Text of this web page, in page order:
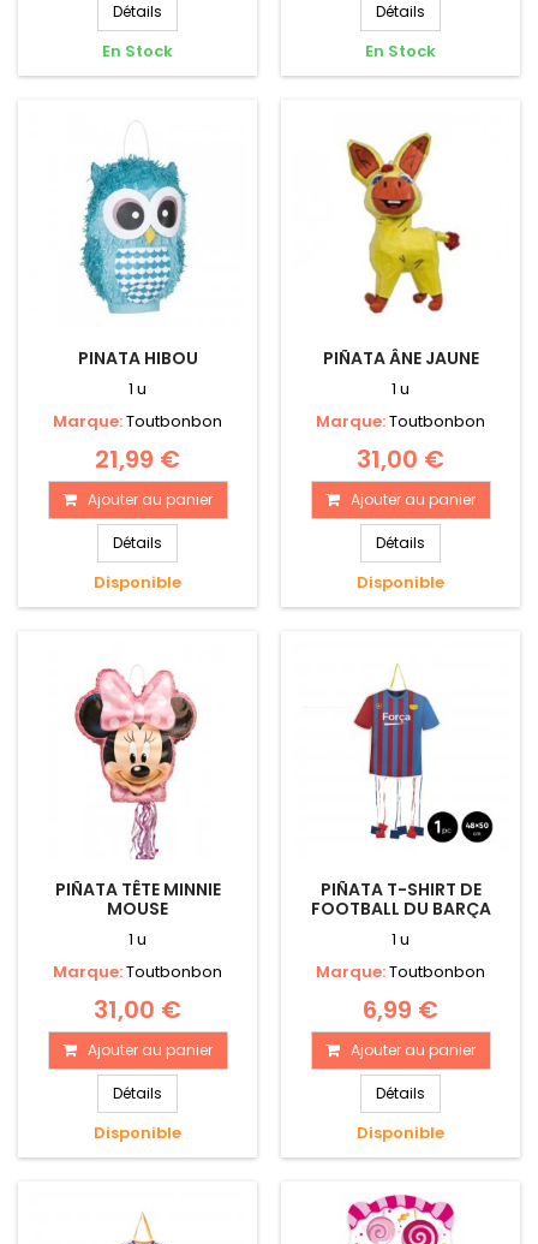
Détails
En Stock
Détails
En Stock
PINATA HIBOU
1 u
Marque:Toutbonbon
21,99 €
Ajouter au panier
Détails
Disponible
PIÑATA ÂNE JAUNE
1 u
Marque:Toutbonbon
31,00 €
Ajouter au panier
Détails
Disponible
PIÑATA TÊTE MINNIE
MOUSE
1 u
Marque:Toutbonbon
31,00 €
Ajouter au panier
Détails
Disponible
PIÑATA T-SHIRT DE
FOOTBALL DU BARÇA
1 u
Marque:Toutbonbon
6,99 €
Ajouter au panier
Détails
Disponible